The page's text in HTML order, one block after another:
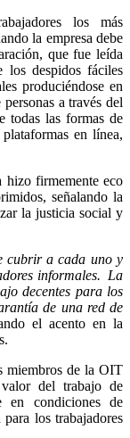
los más
la empresa debe
que fue leída
los despidos fáciles
produciéndose en
a través del
todas las formas de
en línea,
hizo firmemente eco
señalando la
la justicia social y
cubrir a cada uno y
informales. La
decentes para los
de una red de
el acento en la
miembros de la OIT
del trabajo de
en condiciones de
los trabajadores